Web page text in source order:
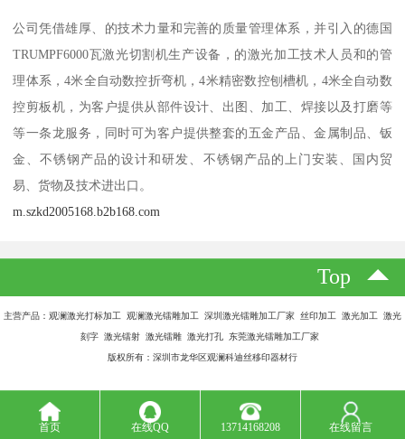
公司凭借雄厚、的技术力量和完善的质量管理体系，并引入的德国
TRUMPF6000瓦激光切割机生产设备，的激光加工技术人员和的管
理体系，4米全自动数控折弯机，4米精密数控刨槽机，4米全自动数
控剪板机，为客户提供从部件设计、出图、加工、焊接以及打磨等
等一条龙服务，同时可为客户提供整套的五金产品、金属制品、钣
金、不锈钢产品的设计和研发、不锈钢产品的上门安装、国内贸
易、货物及技术进出口。
m.szkd2005168.b2b168.com
Top
主营产品：观澜激光打标加工 观澜激光镭雕加工 深圳激光镭雕加工厂家 丝印加工 激光加工 激光
刻字 激光镭射 激光镭雕 激光打孔 东莞激光镭雕加工厂家
版权所有：深圳市龙华区观澜科迪丝移印器材行
首页 在线QQ 13714168208 在线留言